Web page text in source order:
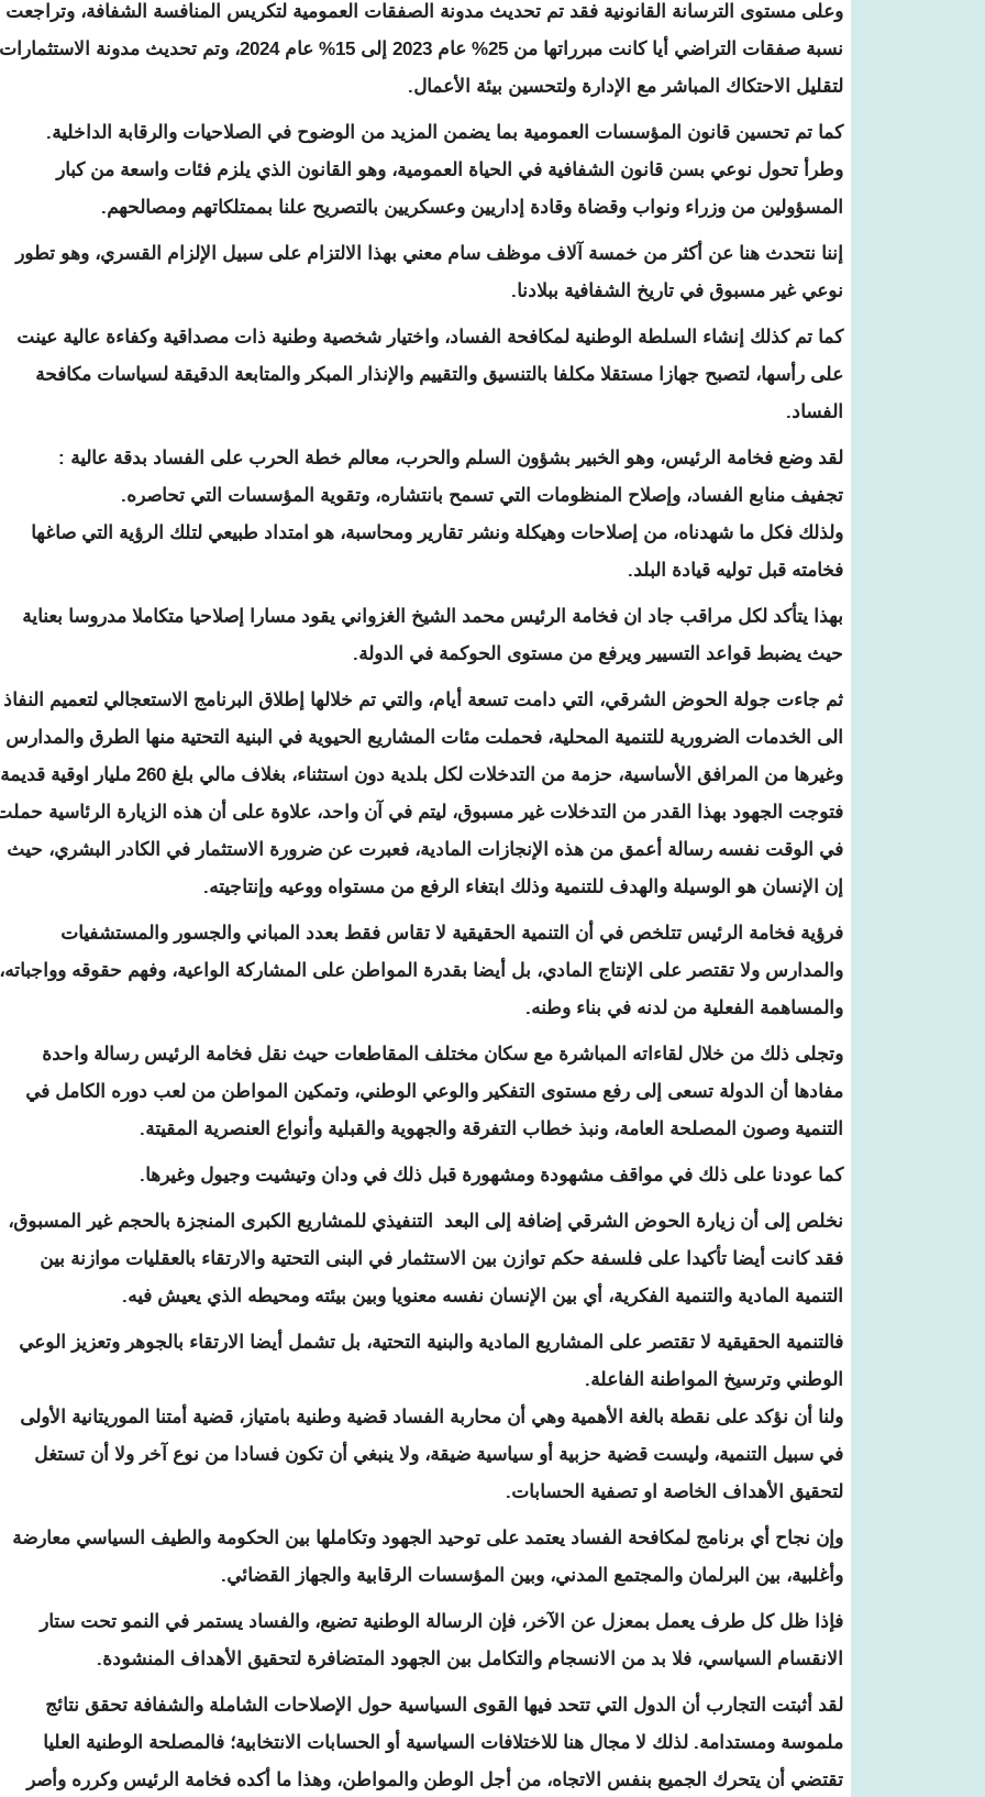
وعلى مستوى الترسانة القانونية فقد تم تحديث مدونة الصفقات العمومية لتكريس المنافسة الشفافة، وتراجعت
نسبة صفقات التراضي أيا كانت مبرراتها من 25% عام 2023 إلى 15% عام 2024، وتم تحديث مدونة الاستثمارات
لتقليل الاحتكاك المباشر مع الإدارة ولتحسين بيئة الأعمال.
كما تم تحسين قانون المؤسسات العمومية بما يضمن المزيد من الوضوح في الصلاحيات والرقابة الداخلية.
وطرأ تحول نوعي بسن قانون الشفافية في الحياة العمومية، وهو القانون الذي يلزم فئات واسعة من كبار
المسؤولين من وزراء ونواب وقضاة وقادة إداريين وعسكريين بالتصريح علنا بممتلكاتهم ومصالحهم.
إننا نتحدث هنا عن أكثر من خمسة آلاف موظف سام معني بهذا الالتزام على سبيل الإلزام القسري، وهو تطور
نوعي غير مسبوق في تاريخ الشفافية ببلادنا.
كما تم كذلك إنشاء السلطة الوطنية لمكافحة الفساد، واختيار شخصية وطنية ذات مصداقية وكفاءة عالية عينت
على رأسها، لتصبح جهازا مستقلا مكلفا بالتنسيق والتقييم والإنذار المبكر والمتابعة الدقيقة لسياسات مكافحة
الفساد.
لقد وضع فخامة الرئيس، وهو الخبير بشؤون السلم والحرب، معالم خطة الحرب على الفساد بدقة عالية :
تجفيف منابع الفساد، وإصلاح المنظومات التي تسمح بانتشاره، وتقوية المؤسسات التي تحاصره.
ولذلك فكل ما شهدناه، من إصلاحات وهيكلة ونشر تقارير ومحاسبة، هو امتداد طبيعي لتلك الرؤية التي صاغها
فخامته قبل توليه قيادة البلد.
بهذا يتأكد لكل مراقب جاد ان فخامة الرئيس محمد الشيخ الغزواني يقود مسارا إصلاحيا متكاملا مدروسا بعناية
حيث يضبط قواعد التسيير ويرفع من مستوى الحوكمة في الدولة.
ثم جاءت جولة الحوض الشرقي، التي دامت تسعة أيام، والتي تم خلالها إطلاق البرنامج الاستعجالي لتعميم النفاذ
الى الخدمات الضرورية للتنمية المحلية، فحملت مئات المشاريع الحيوية في البنية التحتية منها الطرق والمدارس
وغيرها من المرافق الأساسية، حزمة من التدخلات لكل بلدية دون استثناء، بغلاف مالي بلغ 260 مليار اوقية
فتوجت الجهود بهذا القدر من التدخلات غير مسبوق، ليتم في آن واحد، علاوة على أن هذه الزيارة الرئاسية
في الوقت نفسه رسالة أعمق من هذه الإنجازات المادية، فعبرت عن ضرورة الاستثمار في الكادر البشري، حيث
إن الإنسان هو الوسيلة والهدف للتنمية وذلك ابتغاء الرفع من مستواه ووعيه وإنتاجيته.
فرؤية فخامة الرئيس تتلخص في أن التنمية الحقيقية لا تقاس فقط بعدد المباني والجسور والمستشفيات
والمدارس ولا تقتصر على الإنتاج المادي، بل أيضا بقدرة المواطن على المشاركة الواعية، وفهم حقوقه وواجباته،
والمساهمة الفعلية من لدنه في بناء وطنه.
وتجلى ذلك من خلال لقاءاته المباشرة مع سكان مختلف المقاطعات حيث نقل فخامة الرئيس رسالة واحدة
مفادها أن الدولة تسعى إلى رفع مستوى التفكير والوعي الوطني، وتمكين المواطن من لعب دوره الكامل في
التنمية وصون المصلحة العامة، ونبذ خطاب التفرقة والجهوية والقبلية وأنواع العنصرية المقيتة.
كما عودنا على ذلك في مواقف مشهودة ومشهورة قبل ذلك في ودان وتيشيت وجيول وغيرها.
نخلص إلى أن زيارة الحوض الشرقي إضافة إلى البعد التنفيذي للمشاريع الكبرى المنجزة بالحجم غير المسبوق،
فقد كانت أيضا تأكيدا على فلسفة حكم توازن بين الاستثمار في البنى التحتية والارتقاء بالعقليات موازنة بين
التنمية المادية والتنمية الفكرية، أي بين الإنسان نفسه معنويا وبين بيئته ومحيطه الذي يعيش فيه.
فالتنمية الحقيقية لا تقتصر على المشاريع المادية والبنية التحتية، بل تشمل أيضا الارتقاء بالجوهر وتعزيز الوعي
الوطني وترسيخ المواطنة الفاعلة.
ولنا أن نؤكد على نقطة بالغة الأهمية وهي أن محاربة الفساد قضية وطنية بامتياز، قضية أمتنا الموريتانية الأولى
في سبيل التنمية، وليست قضية حزبية أو سياسية ضيقة، ولا ينبغي أن تكون فسادا من نوع آخر ولا أن تستغل
لتحقيق الأهداف الخاصة او تصفية الحسابات.
وإن نجاح أي برنامج لمكافحة الفساد يعتمد على توحيد الجهود وتكاملها بين الحكومة والطيف السياسي معارضة
وأغلبية، بين البرلمان والمجتمع المدني، وبين المؤسسات الرقابية والجهاز القضائي.
فإذا ظل كل طرف يعمل بمعزل عن الآخر، فإن الرسالة الوطنية تضيع، والفساد يستمر في النمو تحت ستار
الانقسام السياسي، فلا بد من الانسجام والتكامل بين الجهود المتضافرة لتحقيق الأهداف المنشودة.
لقد أثبتت التجارب أن الدول التي تتحد فيها القوى السياسية حول الإصلاحات الشاملة والشفافة تحقق نتائج
ملموسة ومستدامة. لذلك لا مجال هنا للاختلافات السياسية أو الحسابات الانتخابية؛ فالمصلحة الوطنية العليا
تقتضي أن يتحرك الجميع بنفس الاتجاه، من أجل الوطن والمواطن، وهذا ما أكده فخامة الرئيس وكرره وأصر